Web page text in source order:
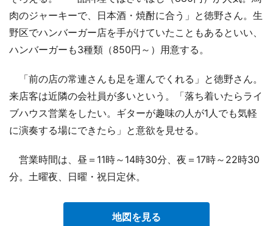
肉のジャーキーで、日本酒・焼酎に合う」と徳野さん。生
野区でハンバーガー店を手がけていたこともあるといい、
ハンバーガーも3種類（850円～）用意する。
「前の店の常連さんも足を運んでくれる」と徳野さん。
来店客は近隣の会社員が多いという。「落ち着いたらライ
ブハウス営業をしたい。ギターが趣味の人が1人でも気軽
に演奏する場にできたら」と意欲を見せる。
営業時間は、昼＝11時～14時30分、夜＝17時～22時30
分。土曜夜、日曜・祝日定休。
地図を見る